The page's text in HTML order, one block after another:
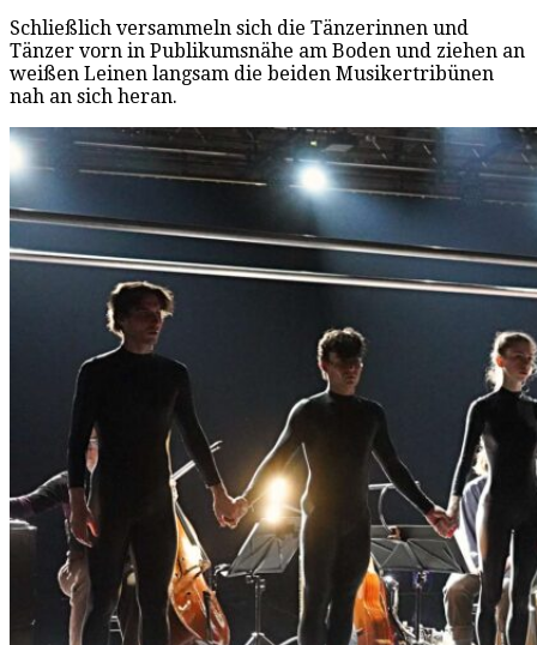
Schließlich versammeln sich die Tänzerinnen und
Tänzer vorn in Publikumsnähe am Boden und ziehen an
weißen Leinen langsam die beiden Musikertribünen
nah an sich heran.